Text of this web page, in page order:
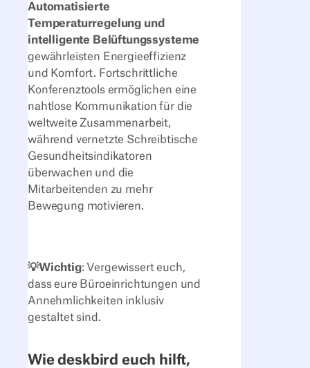
Automatisierte
Temperaturregelung und
intelligente Belüftungssysteme
gewährleisten Energieeffizienz
und Komfort. Fortschrittliche
Konferenztools ermöglichen eine
nahtlose Kommunikation für die
weltweite Zusammenarbeit,
während vernetzte Schreibtische
Gesundheitsindikatoren
überwachen und die
Mitarbeitenden zu mehr
Bewegung motivieren.
💡Wichtig: Vergewissert euch,
dass eure Büroeinrichtungen und
Annehmlichkeiten inklusiv
gestaltet sind.
Wie deskbird euch hilft,